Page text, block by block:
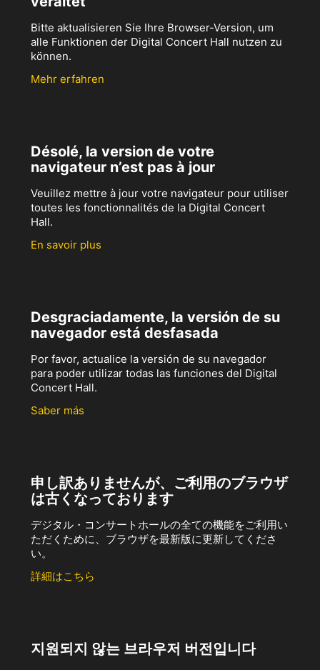
Bitte aktualisieren Sie Ihre Browser-Version, um
alle Funktionen der Digital Concert Hall nutzen zu
können.
Mehr erfahren
Désolé, la version de votre
navigateur n’est pas à jour
Veuillez mettre à jour votre navigateur pour utiliser
toutes les fonctionnalités de la Digital Concert
Hall.
En savoir plus
Desgraciadamente, la versión de su
navegador está desfasada
Por favor, actualice la versión de su navegador
para poder utilizar todas las funciones del Digital
Concert Hall.
Saber más
申し訳ありませんが、ご利用のブラウザ
は古くなっております
デジタル・コンサートホールの全ての機能をご利用い
ただくために、ブラウザを最新版に更新してくださ
い。
詳細はこちら
지원되지 않는 브라우저 버전입니다